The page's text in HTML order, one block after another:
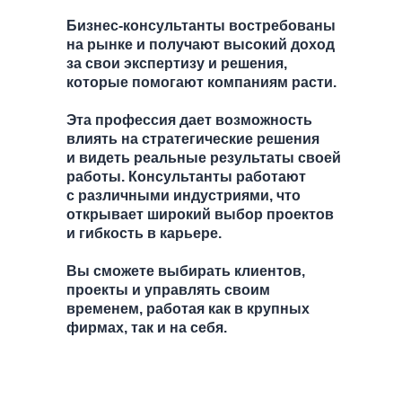
Бизнес-консультанты востребованы
на рынке и получают высокий доход
за свои экспертизу и решения,
которые помогают компаниям расти.
Эта профессия дает возможность
влиять на стратегические решения
и видеть реальные результаты своей
работы. Консультанты работают
с различными индустриями, что
открывает широкий выбор проектов
и гибкость в карьере.
Вы сможете выбирать клиентов,
проекты и управлять своим
временем, работая как в крупных
фирмах, так и на себя.